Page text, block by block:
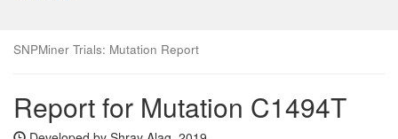
SNPMiner Trials: Mutation Report
Report for Mutation C1494T